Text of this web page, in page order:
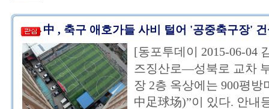
中 , 축구 애호가들 사비 털어 '공중축구장'
[동포투데이 2015-06-04
즈징산로—성북로 교차
장 2층 옥상에는 900평
中足球场)”이 있다. 안내